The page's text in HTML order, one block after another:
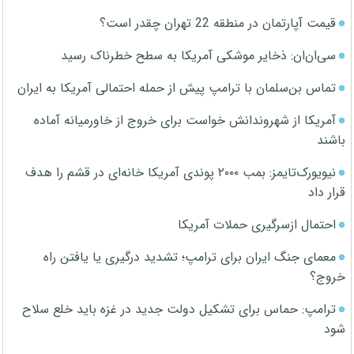
قیمت آپارتمان در منطقه 22 تهران چقدر است؟
سی‌ان‌ان: ذخایر موشکی آمریکا به سطح خطرناک رسید
تماس بن‌سلمان با ترامپ پیش از حمله احتمالی آمریکا به ایران
آمریکا از شهروندانش خواست برای خروج از خاورمیانه آماده
باشند
نیویورک‌تایمز: بمب ۲۰۰۰ پوندی آمریکا خانه‌ای در قشم را هدف
قرار داد
احتمال ازسرگیری حملات آمریکا
معمای جنگ ایران برای ترامپ؛ تشدید درگیری یا یافتن راه
خروج؟
ترامپ: حماس برای تشکیل دولت جدید در غزه باید خلع سلاح
شود